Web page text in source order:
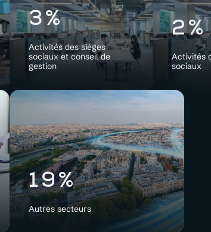
3%
Activités des sièges
sociaux et conseil de
gestion
2%
Activités
sociaux
19%
Autres secteurs